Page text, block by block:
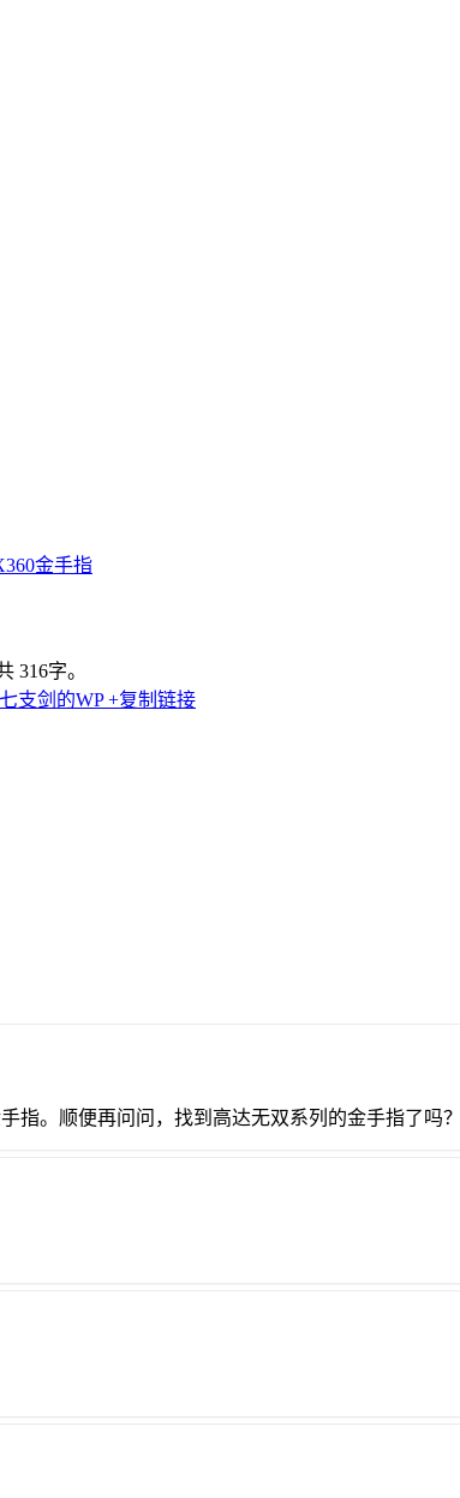
金手指
316字。
支剑的WP+复制链接
指。顺便再问问，找到高达无双系列的金手指了吗？